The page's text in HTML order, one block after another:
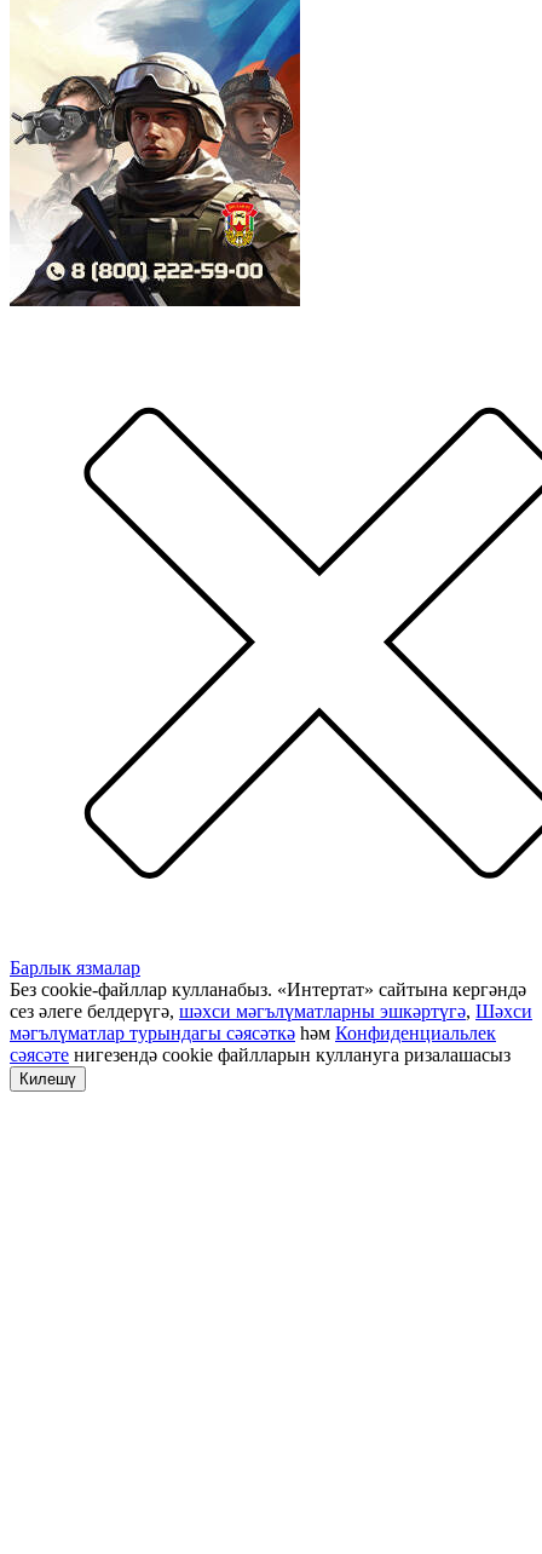
Барлык язмалар
Без cookie-файллар кулланабыз. «Интертат» сайтына кергәндә
сез әлеге белдерүгә, шәхси мәгълүматларны эшкәртүгә, Шәхси
мәгълүматлар турындагы сәясәткә һәм Конфиденциальлек
сәясәте нигезендә cookie файлларын куллануга ризалашасыз
Килешү